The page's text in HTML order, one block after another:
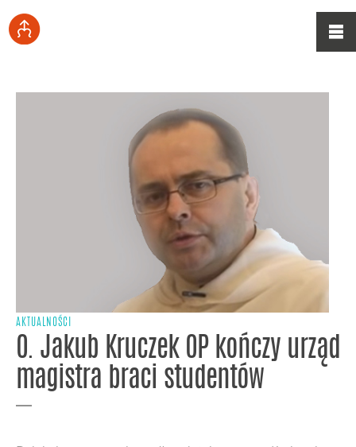
AKTUALNOŚCI
O. Jakub Kruczek OP kończy urząd
magistra braci studentów